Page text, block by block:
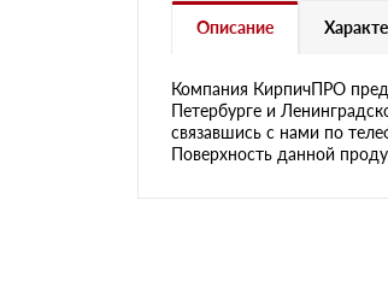
Описание
Компания КирпичПРО
Петербурге и
связавшись с нами по
Поверхность данной